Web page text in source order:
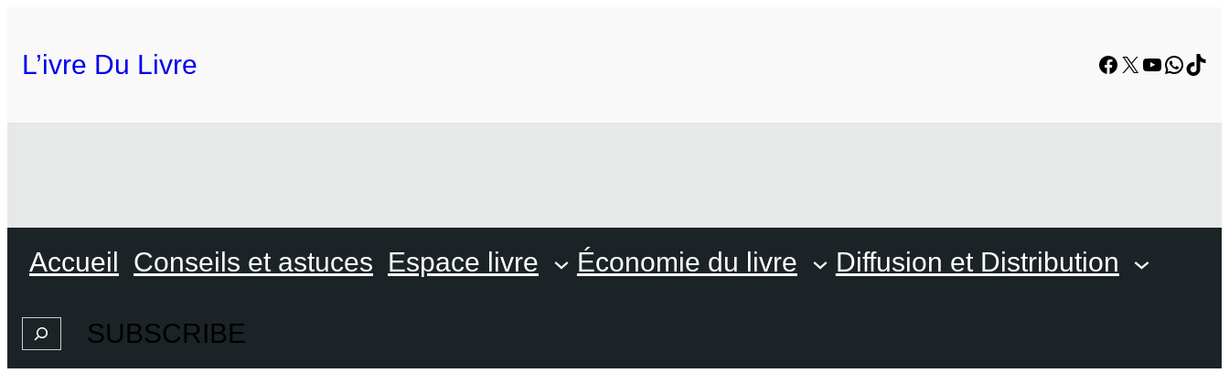
L’ivre Du Livre
Accueil Conseils et astuces Espace livre Économie du livre Diffusion et Distribution
SUBSCRIBE